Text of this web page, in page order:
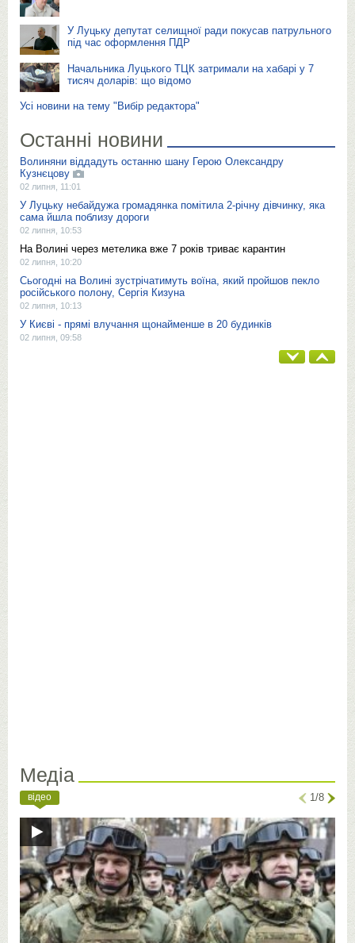
У Луцьку депутат селищної ради покусав патрульного
під час оформлення ПДР
Начальника Луцького ТЦК затримали на хабарі у 7
тисяч доларів: що відомо
Усі новини на тему "Вибір редактора"
Останні новини
Волиняни віддадуть останню шану Герою Олександру
Кузнєцову
02 липня, 11:01
У Луцьку небайдужа громадянка помітила 2-річну дівчинку, яка
сама йшла поблизу дороги
02 липня, 10:53
На Волині через метелика вже 7 років триває карантин
02 липня, 10:20
Сьогодні на Волині зустрічатимуть воїна, який пройшов пекло
російського полону, Сергія Кизуна
02 липня, 10:13
У Києві - прямі влучання щонайменше в 20 будинків
02 липня, 09:58
Медіа
відео 1/8